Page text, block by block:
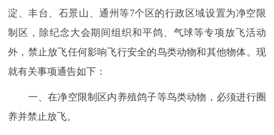
12345网上接诉即办 我要咨询 我要建议
参与调查
走进北京
淀、丰台、石景山、通州等7个区的行政区域设置为净空限
制区，除纪念大会期间组织和平鸽、气球等专项放飞活动
外，禁止放飞任何影响飞行安全的鸟类动物和其他物体。现
就有关事项通告如下：
一、在净空限制区内养殖鸽子等鸟类动物，必须进行圈
养并禁止放飞。